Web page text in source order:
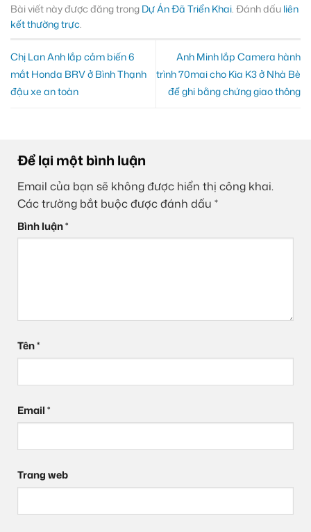
Bài viết này được đăng trong Dự Án Đã Triển Khai. Đánh dấu liên
kết thường trực.
Chị Lan Anh lắp cảm biến 6
mắt Honda BRV ở Bình Thạnh
đậu xe an toàn
Anh Minh lắp Camera hành
trình 70mai cho Kia K3 ở Nhà Bè
để ghi bằng chứng giao thông
Để lại một bình luận
Email của bạn sẽ không được hiển thị công khai.
Các trường bắt buộc được đánh dấu *
Bình luận*
Tên*
Email*
Trang web